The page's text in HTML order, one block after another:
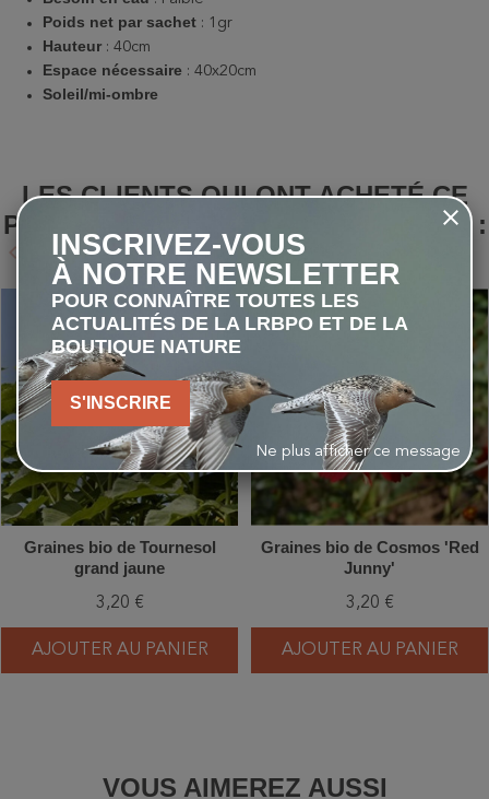
Poids net par sachet : 1gr
Hauteur : 40cm
Espace nécessaire : 40x20cm
Soleil/mi-ombre
LES CLIENTS QUI ONT ACHETÉ CE
PRODUIT ONT ÉGALEMENT ACHETÉ :
Précédent
keyboard_arrow_left Suivant
favorite_border
Graines bio de Tournesol
grand jaune
3,20 €
AJOUTER AU PANIER
Graines bio de Cosmos 'Red
Junny'
3,20 €
AJOUTER AU PANIER
VOUS AIMEREZ AUSSI
INSCRIVEZ-VOUS
À NOTRE NEWSLETTER
POUR CONNAÎTRE TOUTES LES
ACTUALITÉS DE LA LRBPO ET DE LA
BOUTIQUE NATURE
S'INSCRIRE
Ne plus afficher ce message